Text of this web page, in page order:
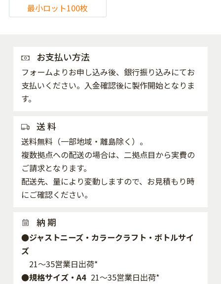
最小ロット100枚
お支払い方法
フォームよりお申し込み後、銀行振り込みにてお
支払いください。入金確認後に製作開始となりま
す。
送 料
送料無料（一部地域・離島除く）。
複数拠点への配送の場合は、二拠点目から実費の
ご請求となります。
配送先、量により変動しますので、お見積もり時
にご確認ください。
納 期
●ジャストニーズ・カラークラフト・ボトルサイ
ズ
21～35営業日出荷*
●規格サイズ・A4 21～35営業日出荷*